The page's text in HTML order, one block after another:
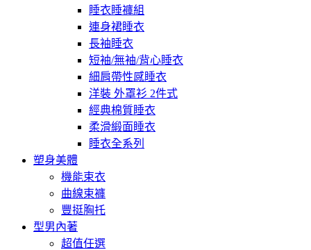
睡衣睡褲組
連身裙睡衣
長袖睡衣
短袖/無袖/背心睡衣
細肩帶性感睡衣
洋裝 外罩衫 2件式
經典棉質睡衣
柔滑緞面睡衣
睡衣全系列
塑身美體
機能束衣
曲線束褲
豐挺胸托
型男內著
超值任選